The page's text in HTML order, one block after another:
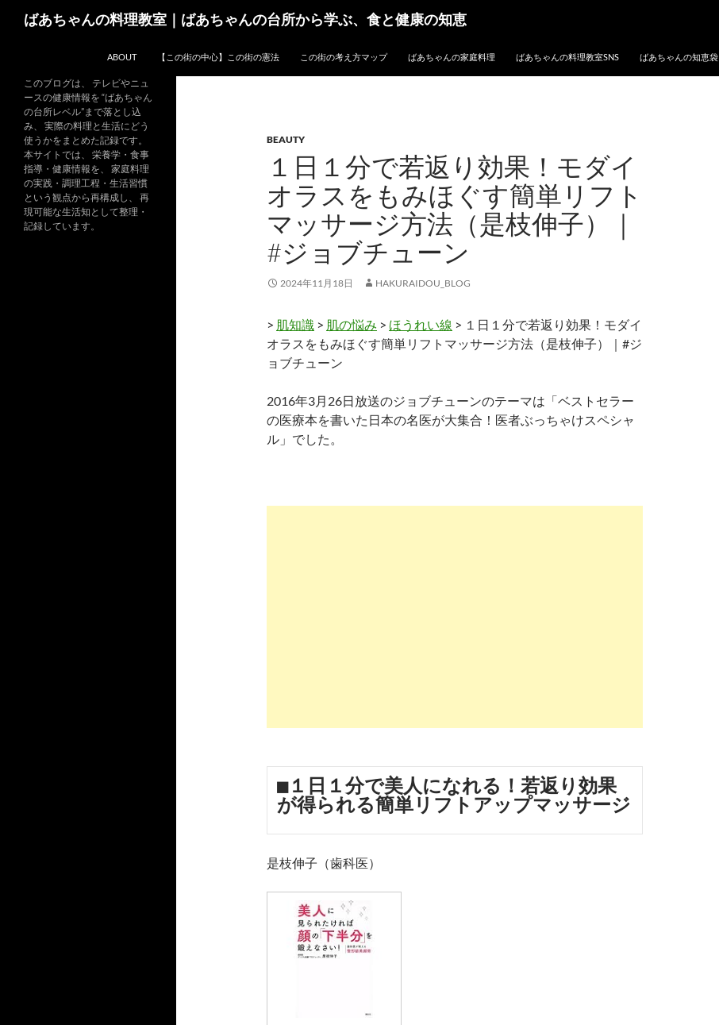
ばあちゃんの料理教室｜ばあちゃんの台所から学ぶ、食と健康の知恵
ABOUT 【この街の中心】この街の憲法 この街の考え方マップ ばあちゃんの家庭料理 ばあちゃんの料理教室SNS ばあちゃんの知恵袋
BEAUTY
１日１分で若返り効果！モダイ
オラスをもみほぐす簡単リフト
マッサージ方法（是枝伸子）｜
#ジョブチューン
2024年11月18日 HAKURAIDOU_BLOG
> 肌知識 > 肌の悩み > ほうれい線 > １日１分で若返り効果！モダイ
オラスをもみほぐす簡単リフトマッサージ方法（是枝伸子）｜#ジ
ョブチューン
2016年3月26日放送のジョブチューンのテーマは「ベストセラー
の医療本を書いた日本の名医が大集合！医者ぶっちゃけスペシャ
ル」でした。
■１日１分で美人になれる！若返り効果
が得られる簡単リフトアップマッサージ
是枝伸子（歯科医）
このブログは、 テレビやニュ
ースの健康情報を “ばあちゃん
の台所レベル”まで落とし込
み、 実際の料理と生活にどう
使うかをまとめた記録です。
本サイトでは、 栄養学・食事
指導・健康情報を、 家庭料理
の実践・調理工程・生活習慣
という観点から再構成し、 再
現可能な生活知として整理・
記録しています。